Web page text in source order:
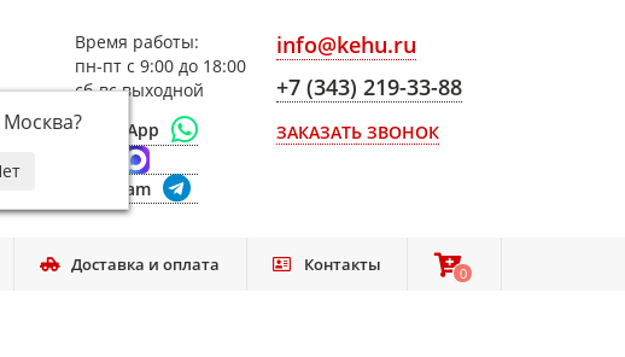
Москва?
Время работы:
пн-пт с 9:00 до 18:00
сб-вс выходной
WhatsApp
Telegram
info@kehu.ru
+7 (343) 219-33-88
ЗАКАЗАТЬ ЗВОНОК
Доставка и оплата Контакты 0
0